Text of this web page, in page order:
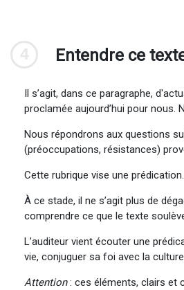
4 Entendre ce
Il s’agit, dans ce paragraphe,
proclamée aujourd’hui pour nous.
Nous répondrons aux questions
(préoccupations, résistances)
Cette rubrique vise une
À ce stade, il ne s’agit plus de
comprendre ce que le texte
L’auditeur vient écouter une
vie, conjuguer sa foi avec la
Attention: ces éléments, clairs et